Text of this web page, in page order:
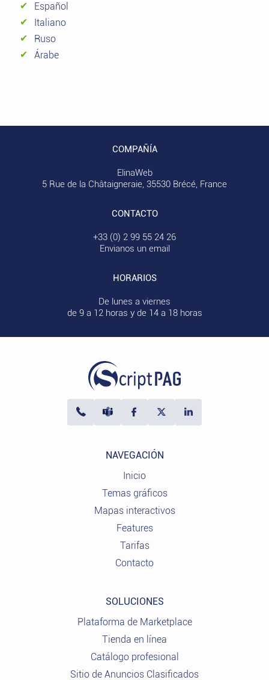
Español
Italiano
Ruso
Árabe
COMPAÑÍA
ElinaWeb
5 Rue de la Châtaigneraie, 35530 Brécé, France
CONTACTO
+33 (0) 2 99 55 24 26
Envianos un email
HORARIOS
De lunes a viernes
de 9 a 12 horas y de 14 a 18 horas
NAVEGACIÓN
Inicio
Temas gráficos
Mapas interactivos
Features
Tarifas
Contacto
SOLUCIONES
Plataforma de Marketplace
Tienda en línea
Catálogo profesional
Sitio de Anuncios Clasificados